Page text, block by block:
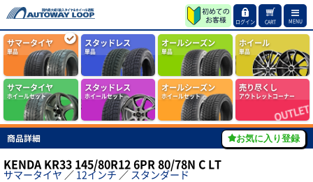
ログイン CART MENU
サマータイヤ
単品
スタッドレス
単品
オールシーズン
単品
ホイール
単品
サマータイヤ
ホイールセット
スタッドレス
ホイールセット
オールシーズン
ホイールセット
売り尽くし
アウトレットコーナー
商品詳細 お気に入り登録
KENDA KR33 145/80R12 6PR 80/78N C LT
サマータイヤ ／ 12インチ ／ スタンダード